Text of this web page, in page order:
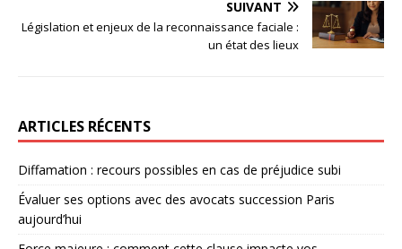
SUIVANT
Législation et enjeux de la reconnaissance faciale :
un état des lieux
ARTICLES RÉCENTS
Diffamation : recours possibles en cas de préjudice subi
Évaluer ses options avec des avocats succession Paris
aujourd’hui